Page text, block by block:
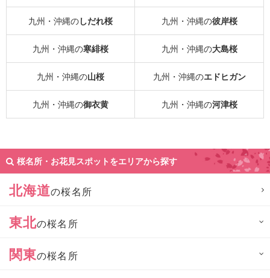
九州・沖縄のしだれ桜 九州・沖縄の彼岸桜
九州・沖縄の寒緋桜 九州・沖縄の大島桜
九州・沖縄の山桜 九州・沖縄のエドヒガン
九州・沖縄の御衣黄 九州・沖縄の河津桜
桜名所・お花見スポットをエリアから探す
北海道の桜名所
東北の桜名所
関東の桜名所